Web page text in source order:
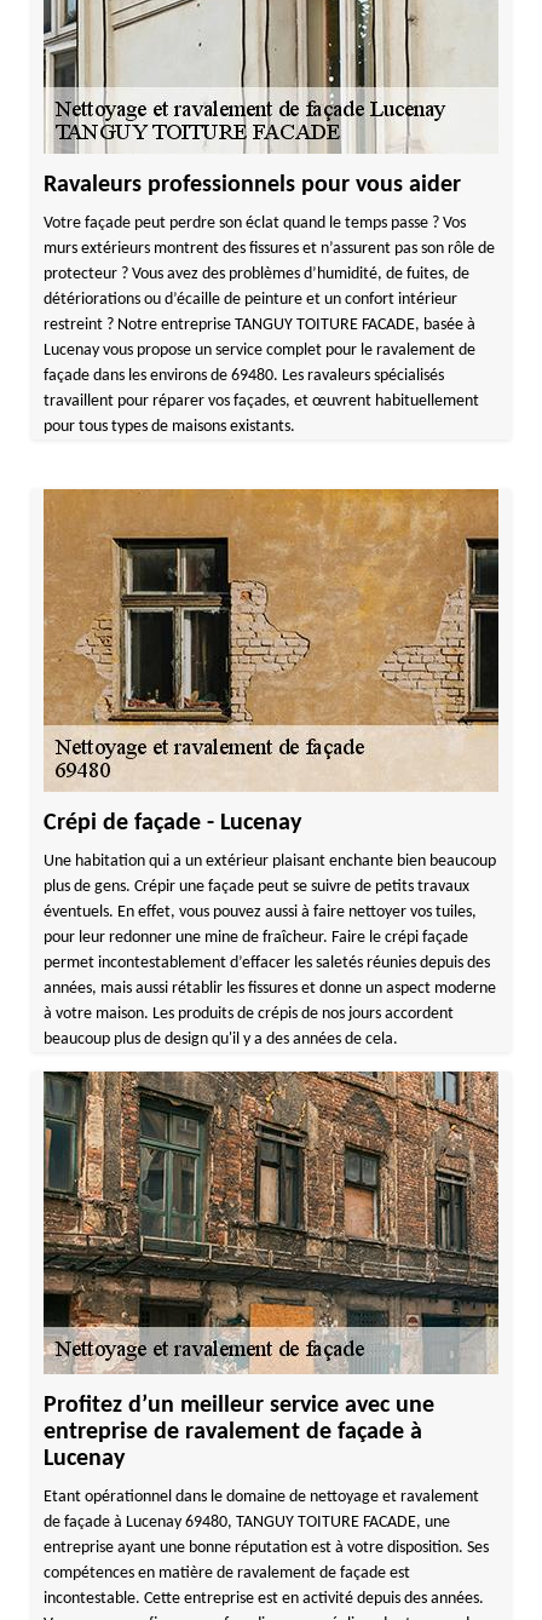
Ravaleurs professionnels pour vous aider
Votre façade peut perdre son éclat quand le temps passe ? Vos
murs extérieurs montrent des fissures et n’assurent pas son rôle de
protecteur ? Vous avez des problèmes d’humidité, de fuites, de
détériorations ou d’écaille de peinture et un confort intérieur
restreint ? Notre entreprise TANGUY TOITURE FACADE, basée à
Lucenay vous propose un service complet pour le ravalement de
façade dans les environs de 69480. Les ravaleurs spécialisés
travaillent pour réparer vos façades, et œuvrent habituellement
pour tous types de maisons existants.
Crépi de façade - Lucenay
Une habitation qui a un extérieur plaisant enchante bien beaucoup
plus de gens. Crépir une façade peut se suivre de petits travaux
éventuels. En effet, vous pouvez aussi à faire nettoyer vos tuiles,
pour leur redonner une mine de fraîcheur. Faire le crépi façade
permet incontestablement d’effacer les saletés réunies depuis des
années, mais aussi rétablir les fissures et donne un aspect moderne
à votre maison. Les produits de crépis de nos jours accordent
beaucoup plus de design qu'il y a des années de cela.
Profitez d’un meilleur service avec une
entreprise de ravalement de façade à
Lucenay
Etant opérationnel dans le domaine de nettoyage et ravalement
de façade à Lucenay 69480, TANGUY TOITURE FACADE, une
entreprise ayant une bonne réputation est à votre disposition. Ses
compétences en matière de ravalement de façade est
incontestable. Cette entreprise est en activité depuis des années.